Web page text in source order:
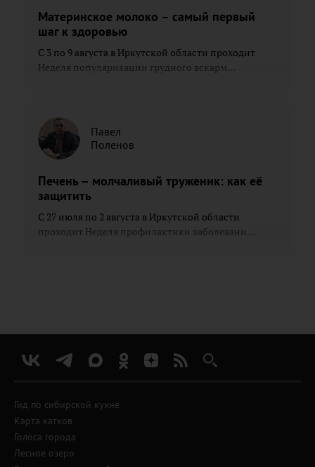
Материнское молоко – самый первый
шаг к здоровью
С 3 по 9 августа в Иркутской области проходит
Неделя популяризации грудного вскарм...
Павел
Поленов
Печень – молчаливый труженик: как её
защитить
С 27 июля по 2 августа в Иркутской области
проходит Неделя профилактики заболевани...
Гид по сибирской кухне
Карта катков
Голоса города
Лесное озеро